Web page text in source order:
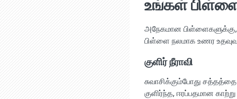
உங்கள்
அநேகமான பிள்ளைகளுக்கு,
பிள்ளை நலமாக உணர
குளிர் நீராவி
சுவாசிக்கும்போது
குளிர்ந்த, ஈரப்பதமான